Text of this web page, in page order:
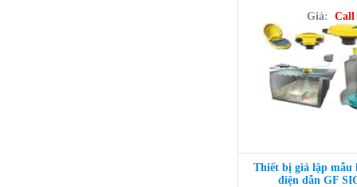
Giá: Call
Thiết bị giả lập mẫu
điện dẫn GF